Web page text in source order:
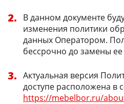
В данном документе
изменения политики
данных Оператором.
бессрочно до замены
Актуальная версия
доступе расположена в
https://mebelbor.ru/